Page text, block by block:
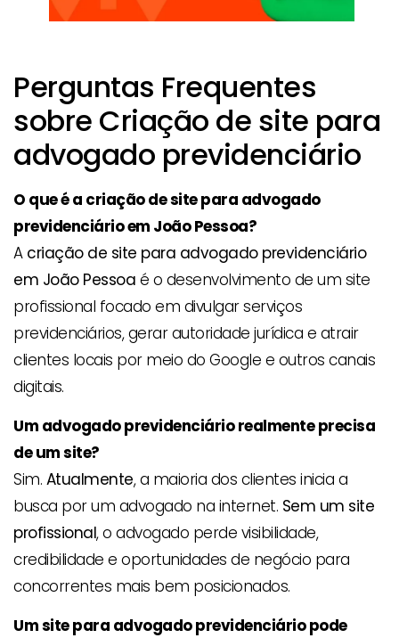
Perguntas Frequentes
sobre Criação de site para
advogado previdenciário
O que é a criação de site para advogado
previdenciário em João Pessoa?
A criação de site para advogado previdenciário
em João Pessoa é o desenvolvimento de um site
profissional focado em divulgar serviços
previdenciários, gerar autoridade jurídica e atrair
clientes locais por meio do Google e outros canais
digitais.
Um advogado previdenciário realmente precisa
de um site?
Sim. Atualmente, a maioria dos clientes inicia a
busca por um advogado na internet. Sem um site
profissional, o advogado perde visibilidade,
credibilidade e oportunidades de negócio para
concorrentes mais bem posicionados.
Um site para advogado previdenciário pode